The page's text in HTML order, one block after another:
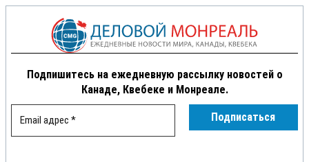
Подпишитесь на ежедневную рассылку новостей о
Канаде, Квебеке и Монреале.